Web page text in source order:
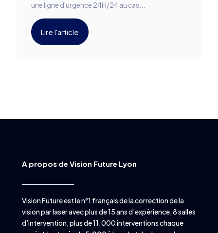
une ligne d'urgence 24H/24 au cas...
Lire l'article
A propos de Vision Future Lyon
Vision Future est le n°1 français de la correction de la
vision par laser avec plus de 15 ans d’expérience, 8 salles
d’intervention, plus de 11.000 interventions chaque